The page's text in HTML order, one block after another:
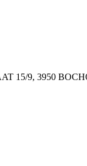
15/9, 3950